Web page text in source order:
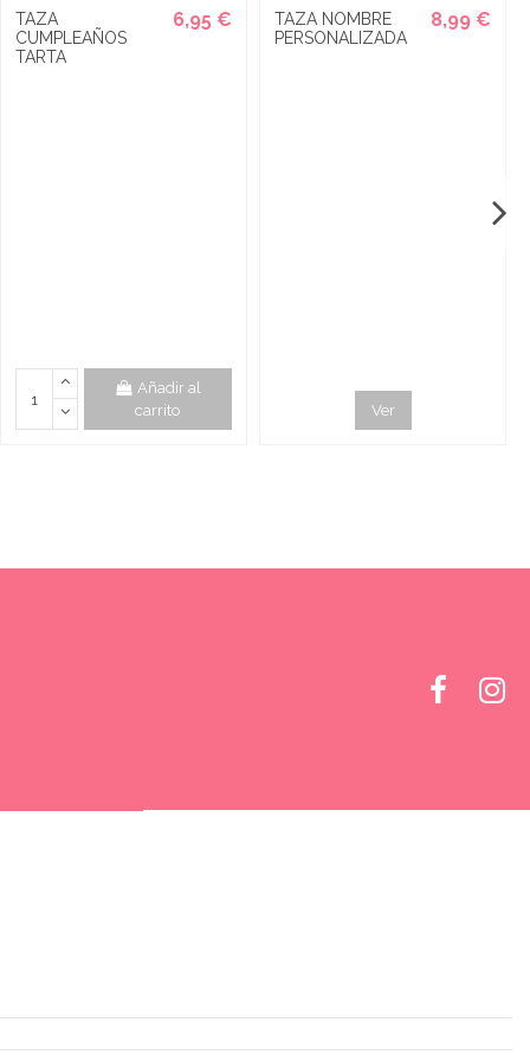
TAZA
CUMPLEAÑOS
TARTA
6,95 €
Añadir al
carrito
TAZA NOMBRE
PERSONALIZADA
8,99 €
Ver